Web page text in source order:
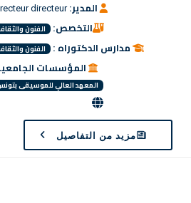
المدير: directeur
التخصص:
الفنون
مدارس الدكتوراه : الفنون
المؤسسات
المعهد العالي للموسيقى
مزيد من التفاصيل